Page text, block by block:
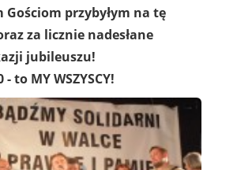
przybyłym na tę
za licznie nadesłane
jubileuszu!
to MY WSZYSCY!